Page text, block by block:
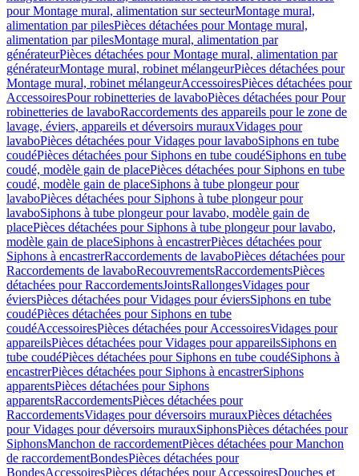
pour Montage mural, alimentation sur secteurMontage mural,
alimentation par pilesPièces détachées pour Montage mural,
alimentation par pilesMontage mural, alimentation par
générateurPièces détachées pour Montage mural, alimentation par
générateurMontage mural, robinet mélangeurPièces détachées pour
Montage mural, robinet mélangeurAccessoiresPièces détachées pour
AccessoiresPour robinetteries de lavaboPièces détachées pour Pour
robinetteries de lavaboRaccordements des appareils pour le zone de
lavage, éviers, appareils et déversoirs murauxVidages pour
lavaboPièces détachées pour Vidages pour lavaboSiphons en tube
coudéPièces détachées pour Siphons en tube coudéSiphons en tube
coudé, modèle gain de placePièces détachées pour Siphons en tube
coudé, modèle gain de placeSiphons à tube plongeur pour
lavaboPièces détachées pour Siphons à tube plongeur pour
lavaboSiphons à tube plongeur pour lavabo, modèle gain de
placePièces détachées pour Siphons à tube plongeur pour lavabo,
modèle gain de placeSiphons à encastrerPièces détachées pour
Siphons à encastrerRaccordements de lavaboPièces détachées pour
Raccordements de lavaboRecouvrementsRaccordementsPièces
détachées pour RaccordementsJointsRallongesVidages pour
éviersPièces détachées pour Vidages pour éviersSiphons en tube
coudéPièces détachées pour Siphons en tube
coudéAccessoiresPièces détachées pour AccessoiresVidages pour
appareilsPièces détachées pour Vidages pour appareilsSiphons en
tube coudéPièces détachées pour Siphons en tube coudéSiphons à
encastrerPièces détachées pour Siphons à encastrerSiphons
apparentsPièces détachées pour Siphons
apparentsRaccordementsPièces détachées pour
RaccordementsVidages pour déversoirs murauxPièces détachées
pour Vidages pour déversoirs murauxSiphonsPièces détachées pour
SiphonsManchon de raccordementPièces détachées pour Manchon
de raccordementBondesPièces détachées pour
BondesAccessoiresPièces détachées pour AccessoiresDouches et